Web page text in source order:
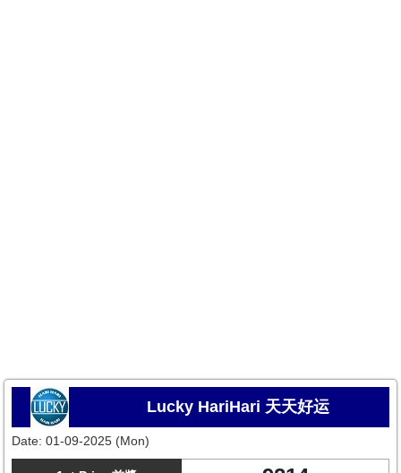
Lucky HariHari 天天好运
Date: 01-09-2025 (Mon)